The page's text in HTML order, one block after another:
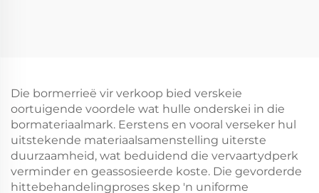
Die bormerrieë vir verkoop bied verskeie
oortuigende voordele wat hulle onderskei in die
bormateriaalmark. Eerstens en vooral verseker hul
uitstekende materiaalsamenstelling uiterste
duurzaamheid, wat beduidend die vervaartydperk
verminder en geassosieerde koste. Die gevorderde
hittebehandelingproses skep 'n uniforme